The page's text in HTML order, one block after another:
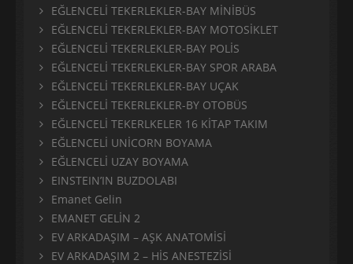
EĞLENCELİ TEKERLEKLER-BAY MİNİBÜS
EĞLENCELİ TEKERLEKLER-BAY MOTOSİKLET
EĞLENCELİ TEKERLEKLER-BAY POLİS
EĞLENCELİ TEKERLEKLER-BAY SPOR ARABA
EĞLENCELİ TEKERLEKLER-BAY UÇAK
EĞLENCELİ TEKERLEKLER-BY OTOBÜS
EĞLENCELİ TEKERLKELER 16 KİTAP TAKIM
EĞLENCELİ UNİCORN BOYAMA
EĞLENCELİ UZAY BOYAMA
EINSTEIN’IN BUZDOLABI
Emanet Gelin
EMANET GELİN 2
EV ARKADAŞIM – AŞK ANATOMİSİ
EV ARKADAŞIM 2 – HİS ANESTEZİSİ